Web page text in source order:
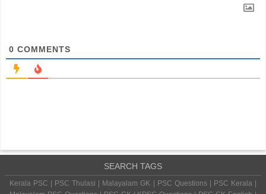
0 COMMENTS
SEARCH TAGS
Kerala PSC | PSC Thulasi | Malayalam GK | PSC Questions | PSC Kerala |